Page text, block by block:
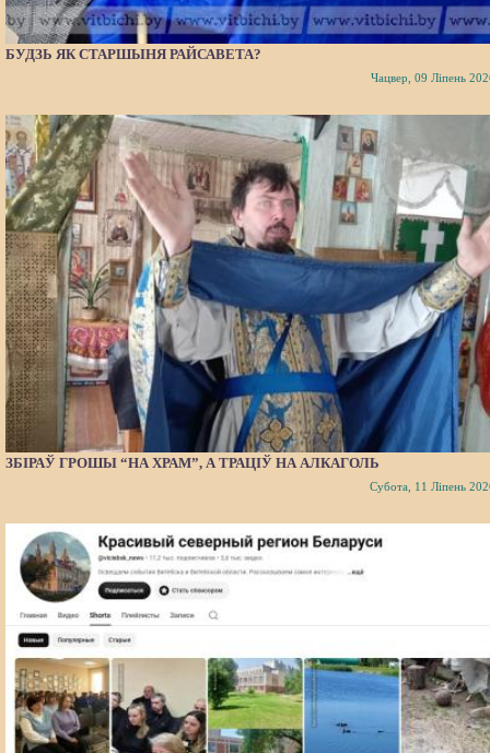
БУДЗЬ ЯК СТАРШЫНЯ РАЙСАВЕТА?
Чацвер, 09 Ліпень
ЗБІРАЎ ГРОШЫ “НА ХРАМ”, А ТРАЦІЎ НА АЛКАГОЛЬ
Субота, 11 Ліпень